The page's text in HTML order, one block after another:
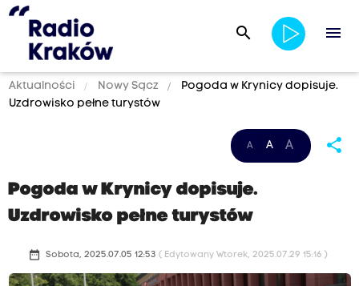
search menu
Aktualności Nowy Sącz
Pogoda w Krynicy dopisuje.
Uzdrowisko pełne turystów
A A A share
Pogoda w Krynicy dopisuje.
Uzdrowisko pełne turystów
date_range Sobota, 2025.07.05 12:53 ( Edytowany Wtorek, 2025.07.29 15:16 )